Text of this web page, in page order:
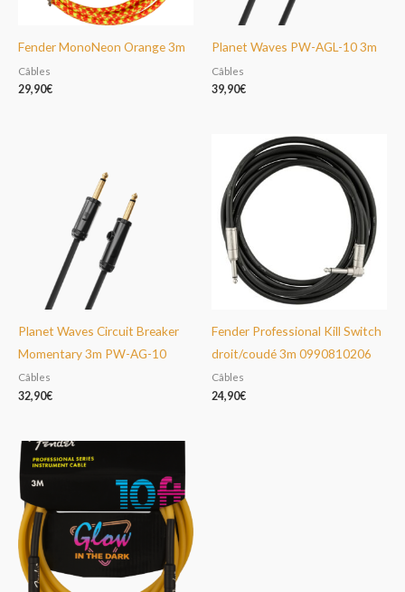
Fender MonoNeon Orange 3m
Câbles
29,90€
Planet Waves PW-AGL-10 3m
Câbles
39,90€
Planet Waves Circuit Breaker
Momentary 3m PW-AG-10
Câbles
32,90€
Fender Professional Kill Switch
droit/coudé 3m 0990810206
Câbles
24,90€